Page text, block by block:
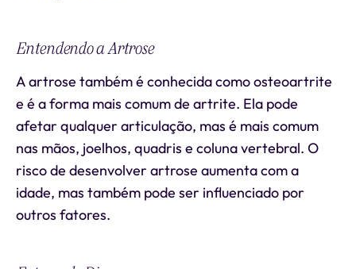
Entendendo a Artrose
A artrose também é conhecida como osteoartrite
e é a forma mais comum de artrite. Ela pode
afetar qualquer articulação, mas é mais comum
nas mãos, joelhos, quadris e coluna vertebral. O
risco de desenvolver artrose aumenta com a
idade, mas também pode ser influenciado por
outros fatores.